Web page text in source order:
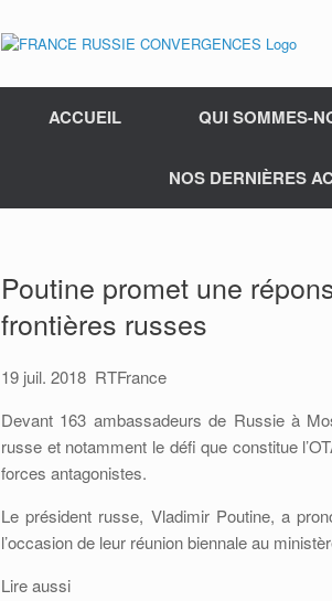
ACCUEIL QUI SOMMES-
NOS DERNIÈRES
Poutine promet une
frontières russes
19 juil. 2018 RTFrance
Devant 163 ambassadeurs de Russie à
russe et notamment le défi que constitue
forces antagonistes.
Le président russe, Vladimir Poutine, a
l’occasion de leur réunion biennale au
Lire aussi